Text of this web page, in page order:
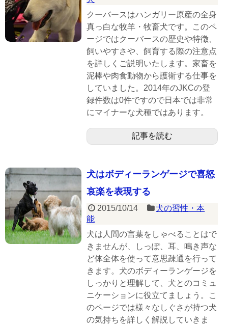
クーバースはハンガリー原産の全身
真っ白な牧羊・牧畜犬です。このペ
ージではクーバースの歴史や特徴、
飼いやすさや、飼育する際の注意点
を詳しくご説明いたします。家畜を
泥棒や肉食動物から護衛する仕事を
していました。2014年のJKCの登
録件数は0件ですので日本では非常
にマイナーな犬種ではあります。
記事を読む
犬はボディーランゲージで喜怒
哀楽を表現する
2015/10/14
犬の習性・本
能
犬は人間の言葉をしゃべることはで
きませんが、しっぽ、耳、鳴き声な
ど体全体を使って意思疎通を行って
きます。犬のボディーランゲージを
しっかりと理解して、犬とのコミュ
ニケーションに役立てましょう。こ
のページでは様々なしぐさが持つ犬
の気持ちを詳しく解説していきま